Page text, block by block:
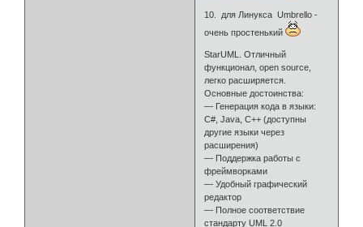
10. для Линукса Umbrello -
очень простенький
StarUML. Отличный
функционал, open source,
легко расширяется.
Основные достоинства:
— Генерация кода в языки:
C#, Java, С++ (доступны
другие языки через
расширения)
— Поддержка работы с
фреймворками
— Удобный графический
редактор
— Полное соответствие
стандарту UML 2.0